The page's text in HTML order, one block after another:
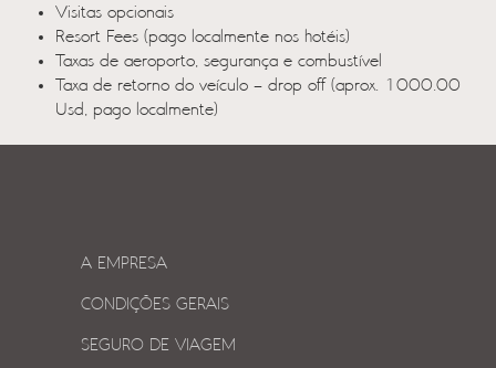
Visitas opcionais
Resort Fees (pago localmente nos hotéis)
Taxas de aeroporto, segurança e combustível
Taxa de retorno do veículo – drop off (aprox. 1000.00
Usd, pago localmente)
A EMPRESA
CONDIÇÕES GERAIS
SEGURO DE VIAGEM